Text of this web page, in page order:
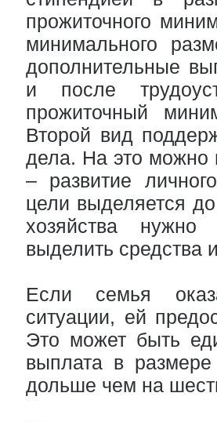
прожиточного
минимального
дополнительные
и после
прожиточный
Второй вид
дела. На это можно
– развитие
цели выделяется
хозяйства нужно
выделить средства
Если семья
ситуации, ей
Это может быть
выплата в
дольше чем на